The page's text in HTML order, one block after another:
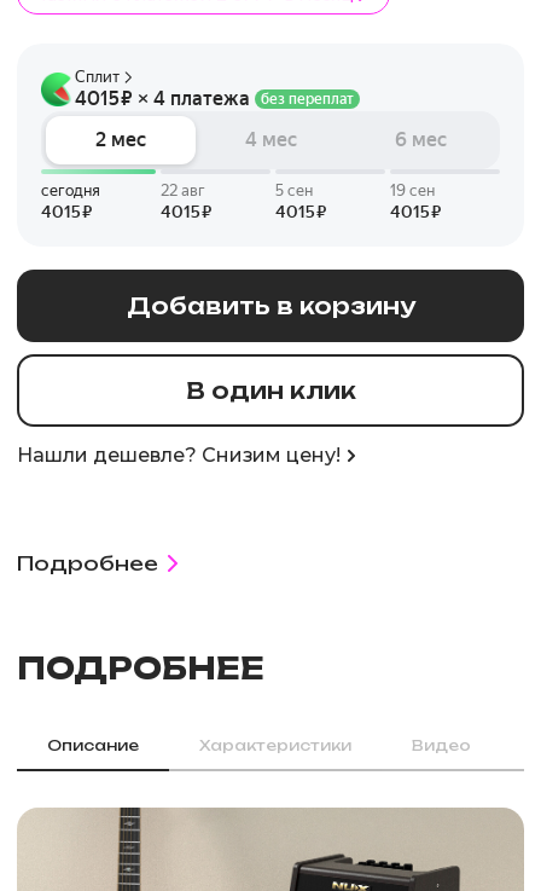
Добавить в корзину
В один клик
Нашли дешевле? Снизим цену!
Подробнее
ПОДРОБНЕЕ
Описание Характеристики Видео